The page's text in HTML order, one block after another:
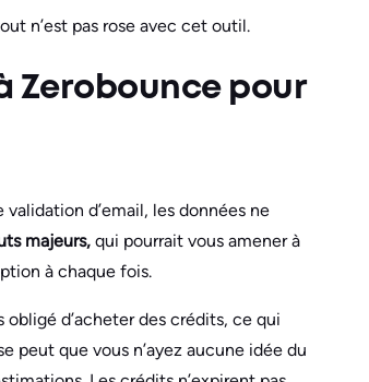
n’est pas rose avec cet outil.
Zerobounce pour
d’email, les données ne
majeurs, qui pourrait vous amener à
à chaque fois.
d’acheter des crédits, ce qui
peut que vous n’ayez aucune idée du